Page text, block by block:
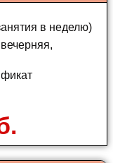
в неделю)